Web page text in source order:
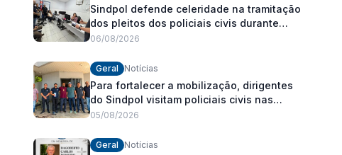
Sindpol defende celeridade na tramitação
dos pleitos dos policiais civis durante
visita às delegacias
06/08/2026
Geral Notícias
Para fortalecer a mobilização, dirigentes
do Sindpol visitam policiais civis nas
delegacias
05/08/2026
Geral Notícias